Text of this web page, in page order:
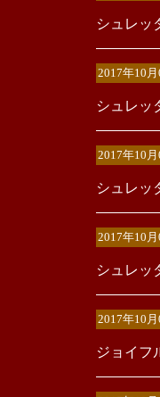
シュレッ
2017年10
シュレッ
2017年10
シュレッ
2017年10
シュレッ
2017年10
ジョイフ